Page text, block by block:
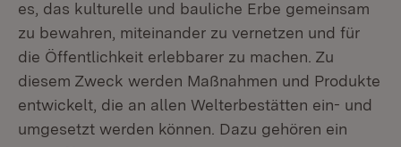
es, das kulturelle und bauliche Erbe gemeinsam
zu bewahren, miteinander zu vernetzen und für
die Öffentlichkeit erlebbarer zu machen. Zu
diesem Zweck werden Maßnahmen und Produkte
entwickelt, die an allen Welterbestätten ein- und
umgesetzt werden können. Dazu gehören ein